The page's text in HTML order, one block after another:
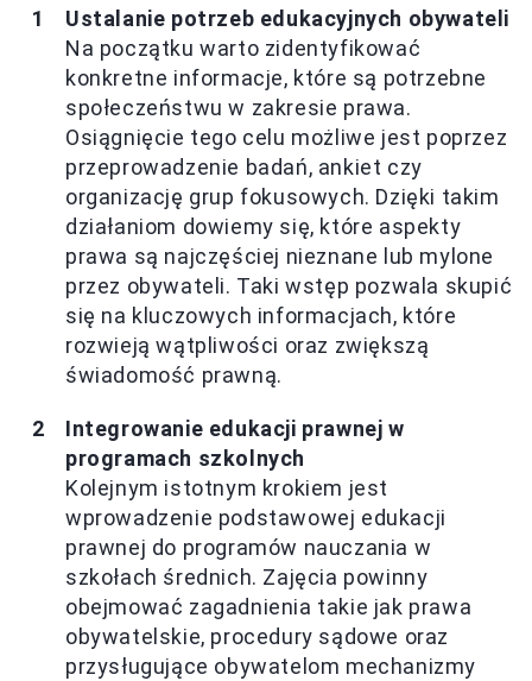
Ustalanie potrzeb edukacyjnych obywateli
Na początku warto zidentyfikować
konkretne informacje, które są potrzebne
społeczeństwu w zakresie prawa.
Osiągnięcie tego celu możliwe jest poprzez
przeprowadzenie badań, ankiet czy
organizację grup fokusowych. Dzięki takim
działaniom dowiemy się, które aspekty
prawa są najczęściej nieznane lub mylone
przez obywateli. Taki wstęp pozwala skupić
się na kluczowych informacjach, które
rozwieją wątpliwości oraz zwiększą
świadomość prawną.
Integrowanie edukacji prawnej w
programach szkolnych
Kolejnym istotnym krokiem jest
wprowadzenie podstawowej edukacji
prawnej do programów nauczania w
szkołach średnich. Zajęcia powinny
obejmować zagadnienia takie jak prawa
obywatelskie, procedury sądowe oraz
przysługujące obywatelom mechanizmy